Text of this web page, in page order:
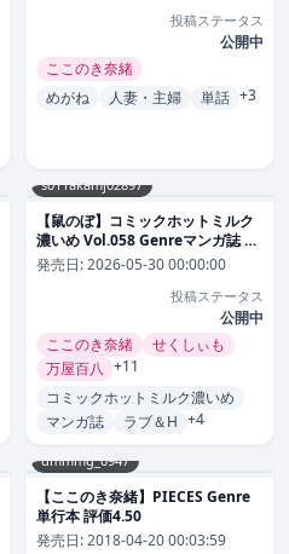
投稿ステータス
公開中
ここのき奈緒
めがね
人妻・主婦 単話 +3
s011akamj02897
【鼠のぼ】コミックホットミルク
濃いめ Vol.058 Genreマンガ誌 評
価
発売日:2026-05-30 00:00:00
投稿ステータス
公開中
ここのき奈緒
せくしぃも
万屋百八 +11
コミックホットミルク濃いめ
マンガ誌
ラブ＆H +4
dmmmg_0947
【ここのき奈緒】PIECES Genre
単行本 評価4.50
発売日:2018-04-20 00:03:59